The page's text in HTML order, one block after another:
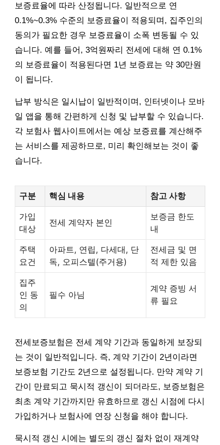
보증료율에 따라 산정됩니다. 일반적으로 연
0.1%~0.3% 수준의 보증료율이 적용되며, 집주인의
동의가 필요한 경우 보증료율이 소폭 변동될 수 있
습니다. 예를 들어, 3억원짜리 전세에 대해 연 0.1%
의 보증료율이 적용된다면 1년 보증료는 약 30만원
이 됩니다.
납부 방식은 일시납이 일반적이며, 인터넷이나 모바
일 앱을 통해 간편하게 신청 및 납부할 수 있습니다.
각 보험사 웹사이트에서는 예상 보증료를 계산해주
는 서비스를 제공하므로, 미리 확인해보는 것이 좋
습니다.
구분 핵심 내용 참고 사항
가입
대상
전세 계약자 본인
보증금 한도
내
주택
요건
아파트, 연립, 다세대, 단
독, 오피스텔(주거용)
전세금 및 면
적 제한 있음
집주
인 동
의
필수 아님
계약 증빙 서
류 필요
전세보증보험은 전세 계약 기간과 동일하게 보장되
는 것이 일반적입니다. 즉, 계약 기간이 2년이라면
보증보험 기간도 2년으로 설정됩니다. 만약 계약 기
간이 만료되고 묵시적 갱신이 되더라도, 보증보험은
최초 계약 기간까지만 유효하므로 갱신 시점에 다시
가입하거나 보험사에 연장 신청을 해야 합니다.
묵시적 갱신 시에는 별도의 갱신 절차 없이 재계약